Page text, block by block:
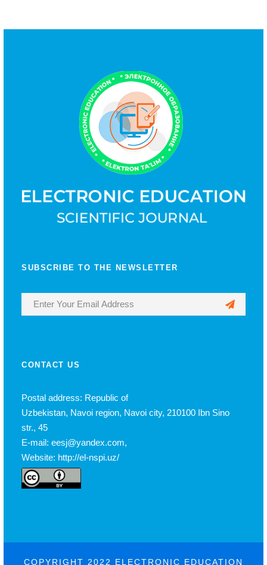
SUBSCRIBE TO THE NEWSLETTER
CONTACT US
Postal address: Republic of
Uzbekistan, Navoi region, Navoi city, 210100 Ibn Sino
str., 45
E-mail: eesj@yandex.com,
Website: http://el-nspi.uz/
COPYRIGHT 2022 ELECTRONIC EDUCATION